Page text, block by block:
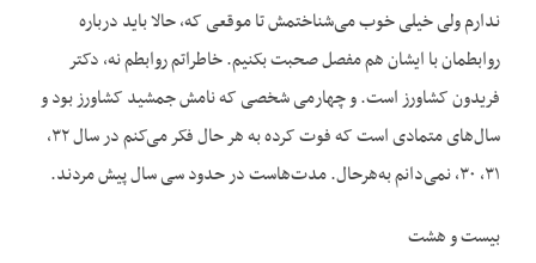
ندارم ولی خیلی خوب می‌شناختمش تا موقعی که، حالا باید درباره
روابطمان با ایشان هم مفصل صحبت بکنیم. خاطراتم روابطم نه، دکتر
فریدون کشاورز است. و چهارمی شخصی که نامش جمشید کشاورز بود و
سال‌های متمادی است که فوت کرده به هر حال فکر می‌کنم در سال ۳۲،
۳۱، ۳۰، نمی‌دانم به‌هرحال. مدت‌هاست در حدود سی سال پیش مردند.
بیست و هشت